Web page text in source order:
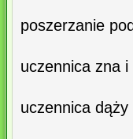
poszerzanie
uczennica zna
uczennica